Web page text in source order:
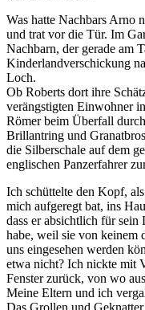
Was hatte Nachbars Arno
und trat vor die Tür. Im
Nachbarn, der gerade am
Kinderlandverschickung
Loch.
Ob Roberts dort ihre
verängstigten Einwohner
Römer beim Überfall
Brillantring und
die Silberschale auf dem
englischen Panzerfahrer
Ich schüttelte den Kopf,
mich aufgeregt bat, ins
dass er absichtlich für
habe, weil sie von keinem
uns eingesehen werden
etwa nicht? Ich nickte mit
Fenster zurück, von wo
Meine Eltern und ich
Das Grollen und